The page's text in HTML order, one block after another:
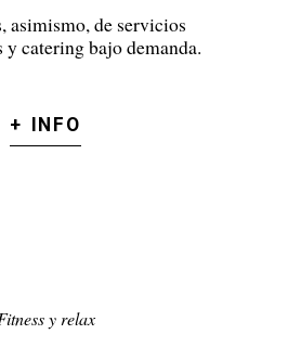
asimismo, de servicios
y catering bajo demanda.
+ INFO
y relax